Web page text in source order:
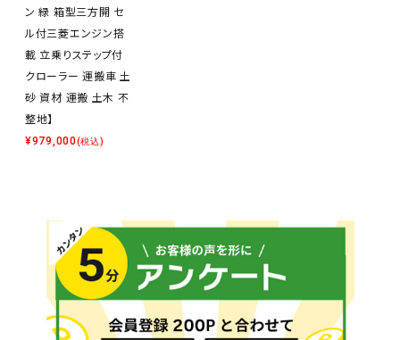
ン 緑 箱型三方開 セ
ル付三菱エンジン搭
載 立乗りステップ付
クローラー 運搬車 土
砂 資材 運搬 土木 不
整地】
¥979,000(税込)